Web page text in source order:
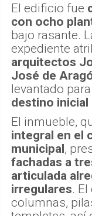
El edificio fue
con ocho
bajo rasante.
expediente
arquitectos
José de
levantado
destino inicial
El inmueble,
integral en el
municipal,
fachadas a
articulada
irregulares.
columnas,